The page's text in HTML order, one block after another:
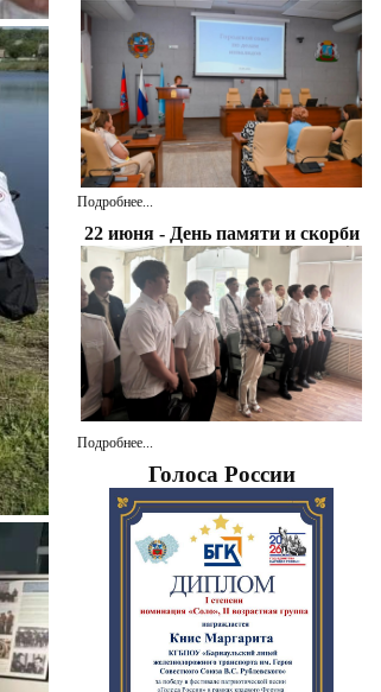
Подробнее...
22 июня - День памяти и скорби
Подробнее...
Голоса России